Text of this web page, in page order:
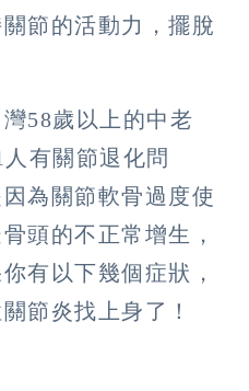
節的活動力，擺脫
58歲以上的中老
有關節退化問
為關節軟骨過度使
頭的不正常增生，
有以下幾個症狀，
節炎找上身了！